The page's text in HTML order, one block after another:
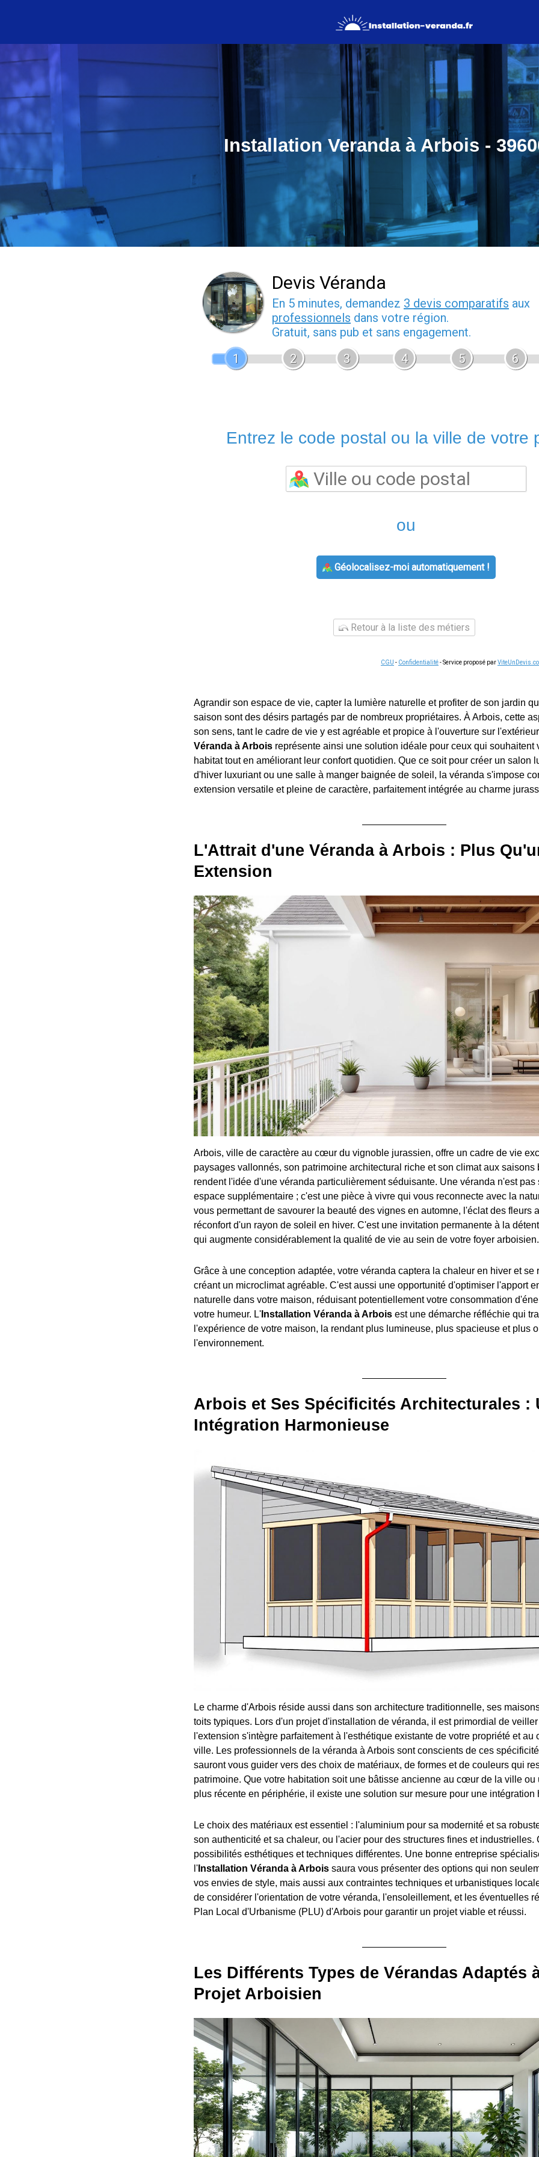
Installation Veranda à Arbois -
Devis Véranda
En 5 minutes, demandez 3 devis comparatifs aux
professionnels dans votre région.
Gratuit, sans pub et sans engagement.
1
2 3 4 5 6
Entrez le code postal ou la ville de votre
ou
Géolocalisez-moi automatiquement !
Retour à la liste des métiers
CGU - Confidentialité- Service proposé par
Agrandir son espace de vie, capter la lumière naturelle et profiter de son jardin
saison sont des désirs partagés par de nombreux propriétaires. À Arbois, cette
son sens, tant le cadre de vie y est agréable et propice à l'ouverture sur
Véranda à Arbois représente ainsi une solution idéale pour ceux qui souhaitent
habitat tout en améliorant leur confort quotidien. Que ce soit pour créer un salon
d'hiver luxuriant ou une salle à manger baignée de soleil, la véranda s'impose
extension versatile et pleine de caractère, parfaitement intégrée au charme
L'Attrait d'une Véranda à Arbois : Plus
Extension
Arbois, ville de caractère au cœur du vignoble jurassien, offre un cadre de vie
paysages vallonnés, son patrimoine architectural riche et son climat aux saisons
rendent l'idée d'une véranda particulièrement séduisante. Une véranda n'est pas
espace supplémentaire ; c'est une pièce à vivre qui vous reconnecte avec la
vous permettant de savourer la beauté des vignes en automne, l'éclat des fleurs
réconfort d'un rayon de soleil en hiver. C'est une invitation permanente à la
qui augmente considérablement la qualité de vie au sein de votre foyer arboisien.
Grâce à une conception adaptée, votre véranda captera la chaleur en hiver et se
créant un microclimat agréable. C'est aussi une opportunité d'optimiser l'apport
naturelle dans votre maison, réduisant potentiellement votre consommation
votre humeur. L' Installation Véranda à Arbois est une démarche réfléchie qui
l'expérience de votre maison, la rendant plus lumineuse, plus spacieuse et plus
l'environnement.
Arbois et Ses Spécificités Architecturales :
Intégration Harmonieuse
Le charme d'Arbois réside aussi dans son architecture traditionnelle, ses
toits typiques. Lors d'un projet d'installation de véranda, il est primordial de
l'extension s'intègre parfaitement à l'esthétique existante de votre propriété et au
ville. Les professionnels de la véranda à Arbois sont conscients de ces
sauront vous guider vers des choix de matériaux, de formes et de couleurs qui
patrimoine. Que votre habitation soit une bâtisse ancienne au cœur de la ville ou
plus récente en périphérie, il existe une solution sur mesure pour une intégration
Le choix des matériaux est essentiel : l'aluminium pour sa modernité et sa
son authenticité et sa chaleur, ou l'acier pour des structures fines et industrielles.
possibilités esthétiques et techniques différentes. Une bonne entreprise
l' Installation Véranda à Arbois saura vous présenter des options qui non
vos envies de style, mais aussi aux contraintes techniques et urbanistiques
de considérer l'orientation de votre véranda, l'ensoleillement, et les éventuelles
Plan Local d'Urbanisme (PLU) d'Arbois pour garantir un projet viable et réussi.
Les Différents Types de Vérandas Adaptés
Projet Arboisien